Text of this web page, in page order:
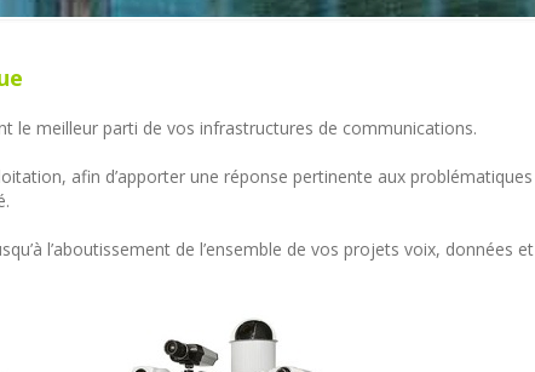
le meilleur parti de vos infrastructures de communications.
afin d’apporter une réponse pertinente aux problématiques
l’aboutissement de l’ensemble de vos projets voix, données et